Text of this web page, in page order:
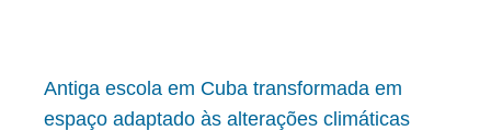
Antiga escola em Cuba transformada em
espaço adaptado às alterações climáticas